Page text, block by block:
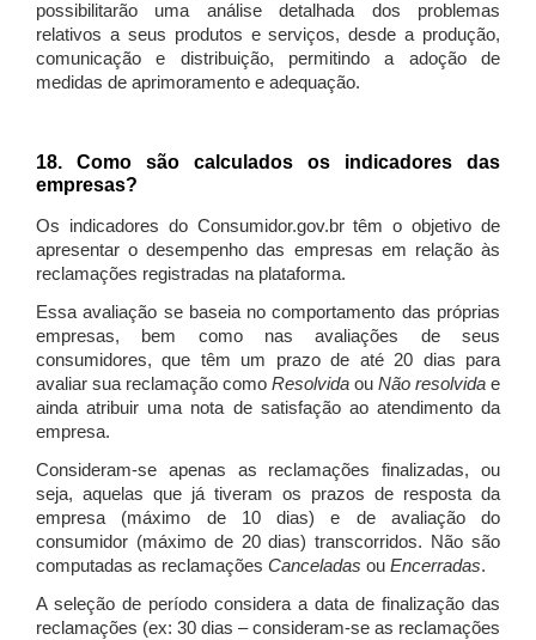
possibilitarão uma análise detalhada dos problemas
relativos a seus produtos e serviços, desde a produção,
comunicação e distribuição, permitindo a adoção de
medidas de aprimoramento e adequação.
18. Como são calculados os indicadores das
empresas?
Os indicadores do Consumidor.gov.br têm o objetivo de
apresentar o desempenho das empresas em relação às
reclamações registradas na plataforma.
Essa avaliação se baseia no comportamento das próprias
empresas, bem como nas avaliações de seus
consumidores, que têm um prazo de até 20 dias para
avaliar sua reclamação como Resolvida ou Não resolvida e
ainda atribuir uma nota de satisfação ao atendimento da
empresa.
Consideram-se apenas as reclamações finalizadas, ou
seja, aquelas que já tiveram os prazos de resposta da
empresa (máximo de 10 dias) e de avaliação do
consumidor (máximo de 20 dias) transcorridos. Não são
computadas as reclamações Canceladas ou Encerradas.
A seleção de período considera a data de finalização das
reclamações (ex: 30 dias – consideram-se as reclamações